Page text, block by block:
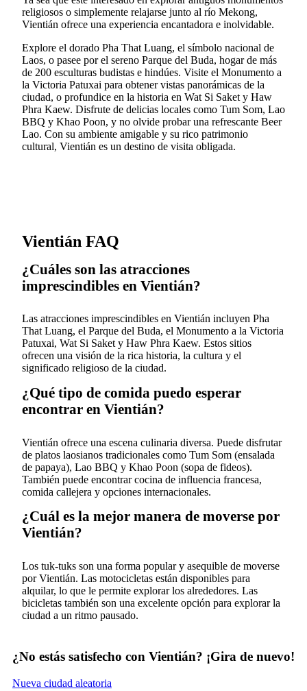
religiosos o simplemente relajarse junto al río Mekong,
Vientián ofrece una experiencia encantadora e inolvidable.
Explore el dorado Pha That Luang, el símbolo nacional de
Laos, o pasee por el sereno Parque del Buda, hogar de más
de 200 esculturas budistas e hindúes. Visite el Monumento a
la Victoria Patuxai para obtener vistas panorámicas de la
ciudad, o profundice en la historia en Wat Si Saket y Haw
Phra Kaew. Disfrute de delicias locales como Tum Som, Lao
BBQ y Khao Poon, y no olvide probar una refrescante Beer
Lao. Con su ambiente amigable y su rico patrimonio
cultural, Vientián es un destino de visita obligada.
Vientián FAQ
¿Cuáles son las atracciones
imprescindibles en Vientián?
Las atracciones imprescindibles en Vientián incluyen Pha
That Luang, el Parque del Buda, el Monumento a la Victoria
Patuxai, Wat Si Saket y Haw Phra Kaew. Estos sitios
ofrecen una visión de la rica historia, la cultura y el
significado religioso de la ciudad.
¿Qué tipo de comida puedo esperar
encontrar en Vientián?
Vientián ofrece una escena culinaria diversa. Puede disfrutar
de platos laosianos tradicionales como Tum Som (ensalada
de papaya), Lao BBQ y Khao Poon (sopa de fideos).
También puede encontrar cocina de influencia francesa,
comida callejera y opciones internacionales.
¿Cuál es la mejor manera de moverse por
Vientián?
Los tuk-tuks son una forma popular y asequible de moverse
por Vientián. Las motocicletas están disponibles para
alquilar, lo que le permite explorar los alrededores. Las
bicicletas también son una excelente opción para explorar la
ciudad a un ritmo pausado.
¿No estás satisfecho con Vientián? ¡Gira de nuevo!
Nueva ciudad aleatoria